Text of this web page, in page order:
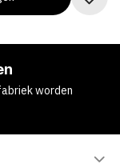
worden